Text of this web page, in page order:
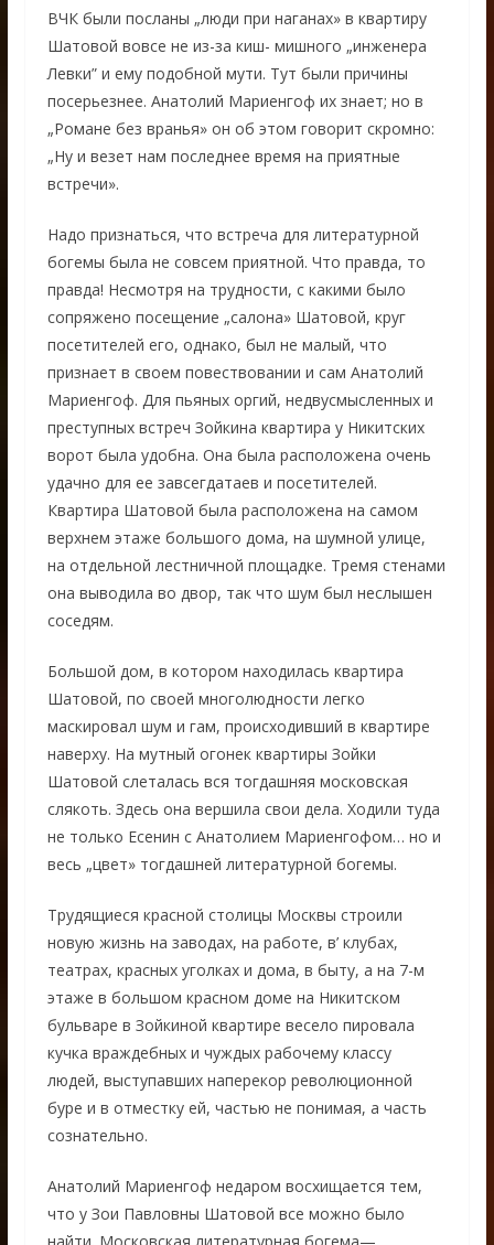
ВЧК были посланы „люди при наганах» в квартиру
Шатовой вовсе не из-за киш- мишного „инженера
Левки” и ему подобной мути. Тут были причины
посерьезнее. Анатолий Мариенгоф их знает; но в
„Романе без вранья» он об этом говорит скромно:
„Ну и везет нам последнее время на приятные
встречи».
Надо признаться, что встреча для литературной
богемы была не совсем приятной. Что правда, то
правда! Несмотря на трудности, с какими было
сопряжено посещение „салона» Шатовой, круг
посетителей его, однако, был не малый, что
признает в своем повествовании и сам Анатолий
Мариенгоф. Для пьяных оргий, недвусмысленных и
преступных встреч Зойкина квартира у Никитских
ворот была удобна. Она была расположена очень
удачно для ее завсегдатаев и посетителей.
Квартира Шатовой была расположена на самом
верхнем этаже большого дома, на шумной улице,
на отдельной лестничной площадке. Тремя стенами
она выводила во двор, так что шум был неслышен
соседям.
Большой дом, в котором находилась квартира
Шатовой, по своей многолюдности легко
маскировал шум и гам, происходивший в квартире
наверху. На мутный огонек квартиры Зойки
Шатовой слеталась вся тогдашняя московская
слякоть. Здесь она вершила свои дела. Ходили туда
не только Есенин с Анатолием Мариенгофом… но и
весь „цвет» тогдашней литературной богемы.
Трудящиеся красной столицы Москвы строили
новую жизнь на заводах, на работе, в’ клубах,
театрах, красных уголках и дома, в быту, а на 7-м
этаже в большом красном доме на Никитском
бульваре в Зойкиной квартире весело пировала
кучка враждебных и чуждых рабочему классу
людей, выступавших наперекор революционной
буре и в отместку ей, частью не понимая, а часть
сознательно.
Анатолий Мариенгоф недаром восхищается тем,
что у Зои Павловны Шатовой все можно было